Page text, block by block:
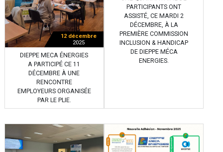
12 décembre
2025
DIEPPE MECA ÉNERGIES
A PARTICIPÉ CE 11
DÉCEMBRE À UNE
RENCONTRE
EMPLOYEURS ORGANISÉE
PAR LE PLIE.
PARTICIPANTS ONT
ASSISTÉ, CE MARDI 2
DÉCEMBRE, À LA
PREMIÈRE COMMISSION
INCLUSION & HANDICAP
DE DIEPPE MÉCA
ENERGIES.